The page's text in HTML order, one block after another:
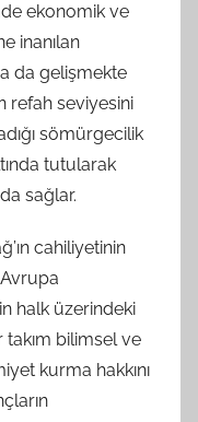
ekonomik ve
inanılan
da gelişmekte
refah seviyesini
sömürgecilik
tutularak
sağlar.
cahiliyetinin
halk üzerindeki
takım bilimsel ve
kurma hakkını